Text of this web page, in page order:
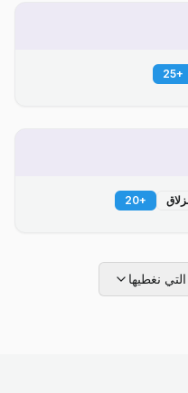
+
25
+
20
نغطيها